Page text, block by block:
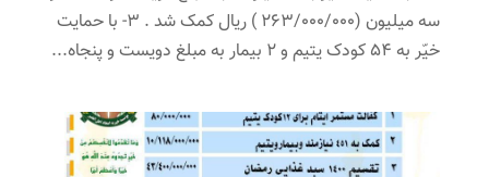
سه میلیون (263/000/000 ) ریال کمک شد . 3- با حمایت
خیّر به 54 کودک یتیم و 2 بیمار به مبلغ دویست و پنجاه...